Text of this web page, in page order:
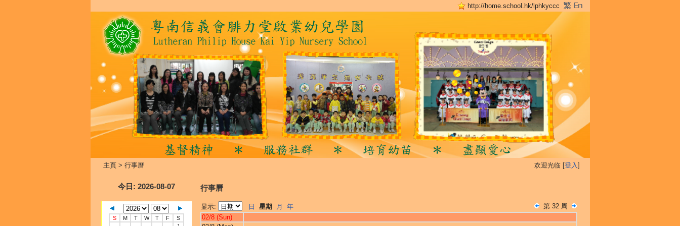
http://home.school.hk/lphkyccc
主頁> 行事曆 欢迎光临 [登入]
今日 : 2026-08-07
S M T W T F
S
行事曆
显示: 日 星期 月 年
第 32 周
02/8 (Sun)